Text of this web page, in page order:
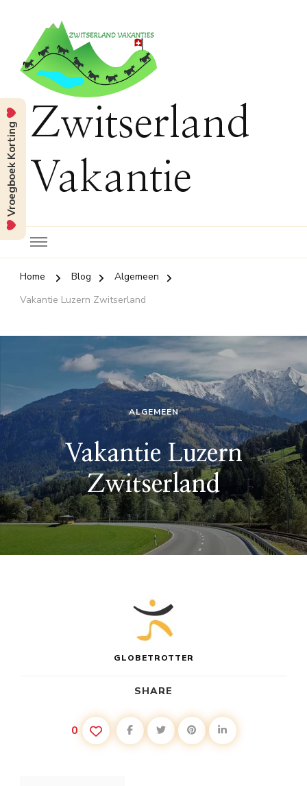
Zwitserland
Vakantie
Home Blog
Algemeen
Vakantie Luzern Zwitserland
ALGEMEEN
Vakantie Luzern
Zwitserland
GLOBETROTTER
SHARE
0
Vroegboek Korting